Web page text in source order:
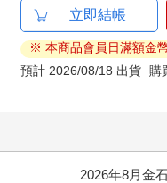
立即結帳
※ 本商品會員日滿額金
預計 2026/08/18 出貨
2026年8月金